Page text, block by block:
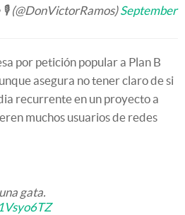
(@DonVictorRamos)September
por petición popular a Plan B
asegura no tener claro de si
recurrente en un proyecto a
muchos usuarios de redes
gata.